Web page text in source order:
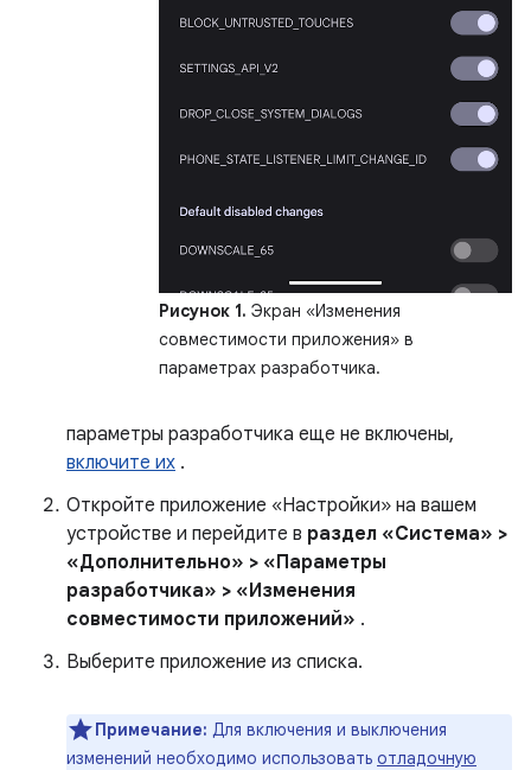
Рисунок 1. Экран «Изменения
совместимости приложения» в
параметрах разработчика.
параметры разработчика еще не включены,
включите их .
Откройте приложение «Настройки» на вашем
устройстве и перейдите в раздел «Система» >
«Дополнительно» > «Параметры
разработчика» > «Изменения
совместимости приложений» .
Выберите приложение из списка.
Примечание: Для включения и выключения
изменений необходимо использовать отладочную